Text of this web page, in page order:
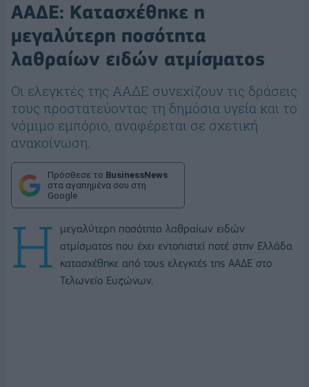
ΑΑΔΕ: Κατασχέθηκε η
μεγαλύτερη ποσότητα
λαθραίων ειδών ατμίσματος
Οι ελεγκτές της ΑΑΔΕ συνεχίζουν τις δράσεις
τους προστατεύοντας τη δημόσια υγεία και το
νόμιμο εμπόριο, αναφέρεται σε σχετική
ανακοίνωση.
Πρόσθεσε το BusinessNews
στα αγαπημένα σου στη
Google
Η
μεγαλύτερη ποσότητα λαθραίων ειδών
ατμίσματος που έχει εντοπιστεί ποτέ στην Ελλάδα
κατασχέθηκε από τους ελεγκτές της ΑΑΔΕ στο
Τελωνείο Ευζώνων.